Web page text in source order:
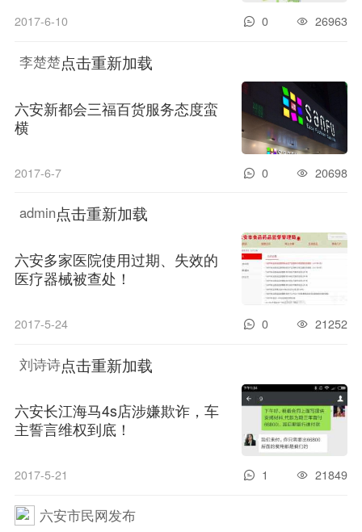
2017-6-10 26963
0
李楚楚点击重新加载
六安新都会三福百货服务态度蛮
横
2017-6-7 20698
0
admin点击重新加载
六安多家医院使用过期、失效的
医疗器械被查处！
2017-5-24 21252
0
刘诗诗点击重新加载
六安长江海马4s店涉嫌欺诈，车
主誓言维权到底！
2017-5-21 21849
1
六安市民网发布